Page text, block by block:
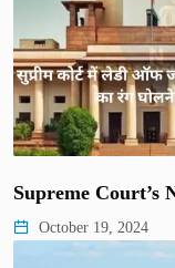
Supreme Court’s
October 19, 2024